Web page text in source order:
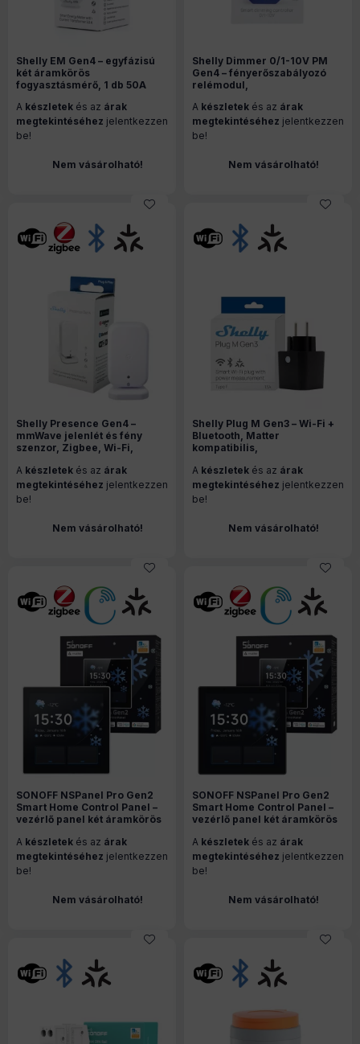
Shelly EM Gen4 – egyfázisú
két áramkörös
fogyasztásmérő, 1 db 50A
kontaktorral, Wi-Fi, Bluetooth,
Zigbee, Matter (S4EM-
002CXCEU)
A készletek és az árak
megtekintéséhez jelentkezzen
be!
Nem vásárolható!
Shelly Dimmer 0/1-10V PM
Gen4 – fényerőszabályozó
relémodul,
Zigbee (S4DM-0010WW)
A készletek és az árak
megtekintéséhez jelentkezzen
be!
Nem vásárolható!
Shelly Presence Gen4 –
mmWave jelenlét és fény
szenzor, Zigbee, Wi-Fi,
A készletek és az árak
megtekintéséhez jelentkezzen
be!
Nem vásárolható!
Shelly Plug M Gen3 – Wi-Fi +
Bluetooth, Matter
kompatibilis,
okoskonnektor, fekete
A készletek és az árak
megtekintéséhez jelentkezzen
be!
Nem vásárolható!
SONOFF NSPanel Pro Gen2
Smart Home Control Panel –
vezérlő panel két áramkörös
Matter, Bluetooth, fehér
(NSPanel86PW-Relay)
A készletek és az árak
megtekintéséhez jelentkezzen
be!
Nem vásárolható!
SONOFF NSPanel Pro Gen2
Smart Home Control Panel –
vezérlő panel két áramkörös
Matter, Bluetooth, fekete
(NSPanel86PB-Relay)
A készletek és az árak
megtekintéséhez jelentkezzen
be!
Nem vásárolható!